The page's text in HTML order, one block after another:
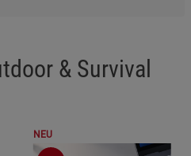
& Survival
NEU